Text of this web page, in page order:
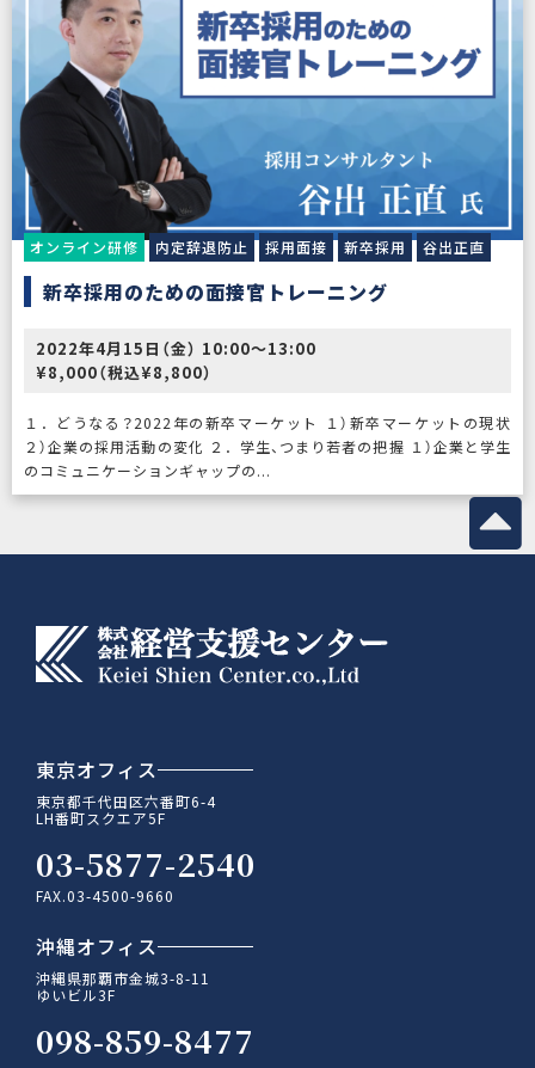
オンライン研修 内定辞退防止 採用面接 新卒採用 谷出正直
新卒採用のための面接官トレーニング
2022年4月15日（金） 10:00〜13:00
¥8,000（税込¥8,800）
１．どうなる？2022年の新卒マーケット １）新卒マーケットの現状
２）企業の採用活動の変化 ２．学生、つまり若者の把握 １）企業と学生
のコミュニケーションギャップの...
東京オフィス
東京都千代田区六番町6-4
LH番町スクエア5F
03-5877-2540
FAX.03-4500-9660
沖縄オフィス
沖縄県那覇市金城3-8-11
ゆいビル3F
098-859-8477